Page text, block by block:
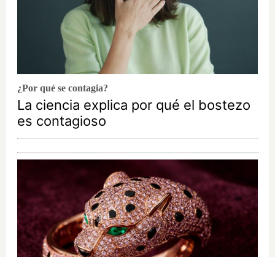
¿Por qué se contagia?
La ciencia explica por qué el bostezo
es contagioso